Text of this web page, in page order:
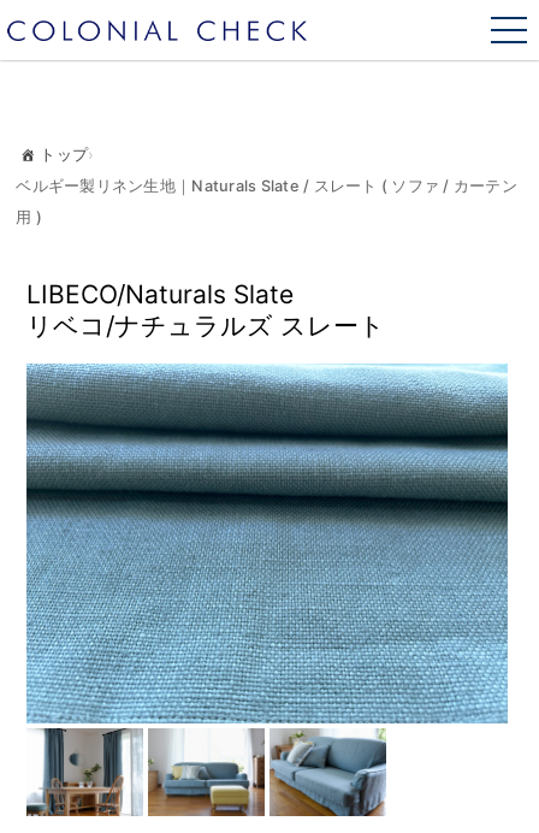
トップ›
ベルギー製リネン生地｜Naturals Slate / スレート ( ソファ / カーテン
用 )
LIBECO/Naturals Slate
リベコ/ナチュラルズ スレート